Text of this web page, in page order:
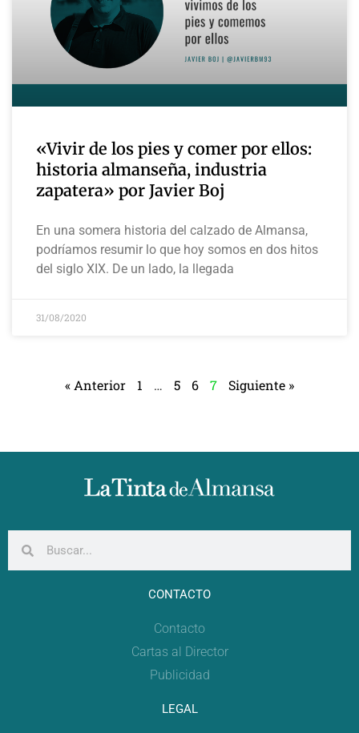
«Vivir de los pies y comer por ellos:
historia almanseña, industria
zapatera» por Javier Boj
En una somera historia del calzado de Almansa,
podríamos resumir lo que hoy somos en dos hitos
del siglo XIX. De un lado, la llegada
31/08/2020
« Anterior 1 … 5 6 7 Siguiente »
CONTACTO
Contacto
Cartas al Director
Publicidad
LEGAL